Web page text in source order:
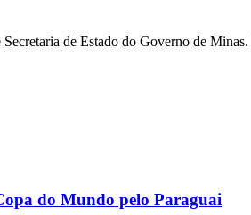
de Estado do Governo de
do Mundo pelo Paraguai